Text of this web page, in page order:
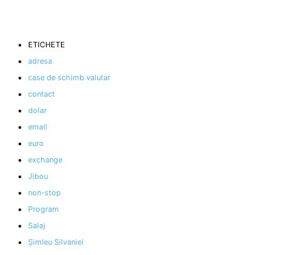
ETICHETE
adresa
case de schimb valutar
contact
dolar
email
euro
exchange
Jibou
non-stop
Program
Salaj
Şimleu Silvaniei